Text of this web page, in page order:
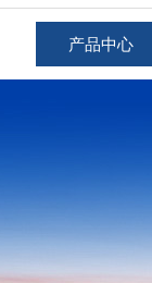
产品中心